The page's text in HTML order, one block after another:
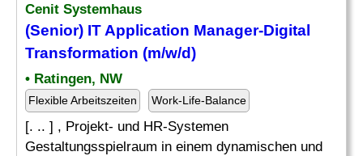
Cenit Systemhaus
(Senior) IT Application Manager-Digital
Transformation (m/w/d)
• Ratingen, NW
Flexible Arbeitszeiten Work-Life-Balance
[. .. ] , Projekt- und HR-Systemen
Gestaltungsspielraum in einem dynamischen und